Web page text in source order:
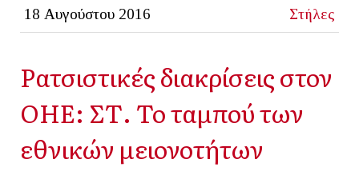
18 Αυγούστου 2016 Στήλες
Ρατσιστικές διακρίσεις στον
ΟΗΕ: ΣΤ. Το ταμπού των
εθνικών μειονοτήτων